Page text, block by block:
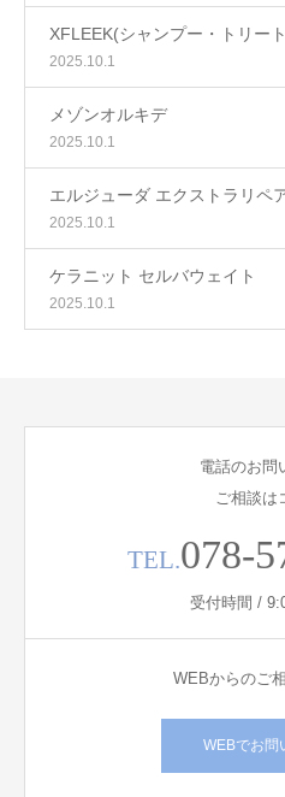
XFLEEK(シャンプー・トリー
2025.10.1
メゾンオルキデ
2025.10.1
エルジューダ エクストラリペ
2025.10.1
ケラニット セルバウェイト
2025.10.1
電話のお問
ご相談は
TEL.078-
受付時間 /
WEBからのご
WEBでお問